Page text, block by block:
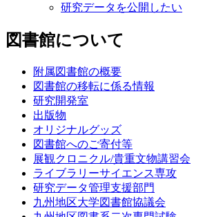
研究データを公開したい
図書館について
附属図書館の概要
図書館の移転に係る情報
研究開発室
出版物
オリジナルグッズ
図書館へのご寄付等
展観クロニクル/貴重文物講習会
ライブラリーサイエンス専攻
研究データ管理支援部門
九州地区大学図書館協議会